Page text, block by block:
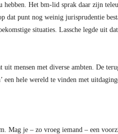
hebben. Het bm-lid sprak daar zijn
dat punt nog weinig jurisprudentie
situaties. Lassche legde uit
uit mensen met diverse ambten. De
een hele wereld te vinden met
Mag je – zo vroeg iemand – een